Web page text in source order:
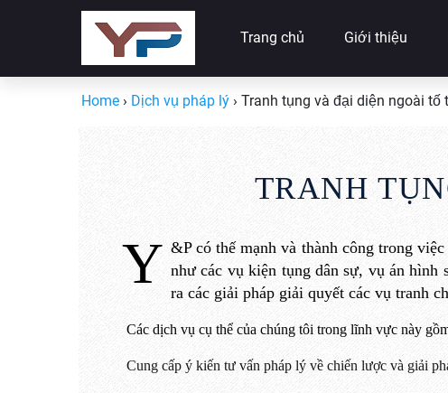
Trang chủ Giới thiệu
Home › Dịch vụ pháp lý › Tranh tụng và đại diện ngoài tố
TRANH
Y &Pcó thế mạnh và thành công trong việc
như các vụ kiện tụng dân sự, vụ án hình
ra các giải pháp giải quyết các vụ tranh
Các dịch vụ cụ thể của chúng tôi trong lĩnh vực này
Cung cấp ý kiến tư vấn pháp lý về chiến lược và giải